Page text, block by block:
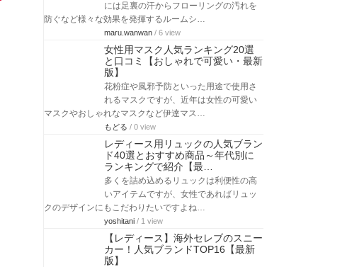
には足裏の汗からフローリングの汚れを
防ぐなど様々な効果を発揮するルームシ…
maru.wanwan / 6 view
女性用マスク人気ランキング20選
と口コミ【おしゃれで可愛い・最新
版】
花粉症や風邪予防といった用途で使用さ
れるマスクですが、近年は女性の可愛い
マスクやおしゃれなマスクなど伊達マス…
もどる / 0 view
レディース用リュックの人気ブラン
ド40選とおすすめ商品～年代別に
ランキングで紹介【最…
多くを詰め込めるリュックは利便性の高
いアイテムですが、女性であればリュッ
クのデザインにもこだわりたいですよね…
yoshitani / 1 view
【レディース】海外セレブのスニー
カー！人気ブランドTOP16【最新
版】